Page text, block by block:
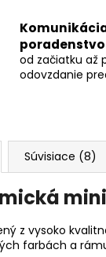
poradenstvo
od začiatku až
odovzdanie
Súvisiace (8)
z vysoko
farbách a